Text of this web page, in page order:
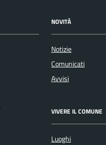
NOVITÀ
Notizie
Comunicati
Avvisi
VIVERE IL COMUNE
Luoghi